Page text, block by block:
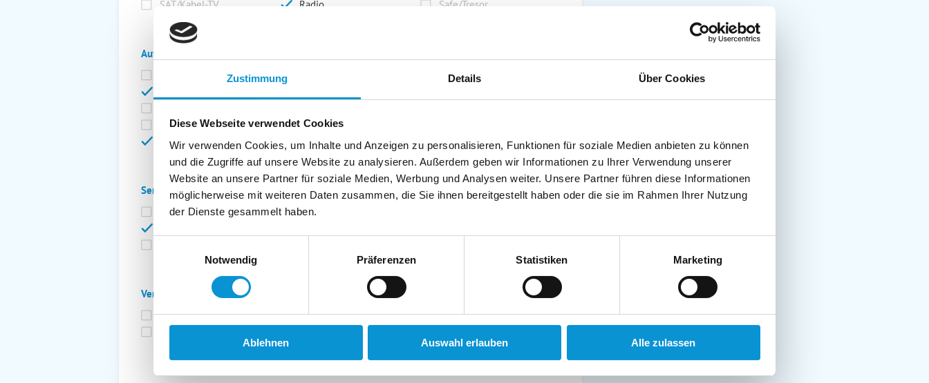
Zustimmung Details Über Cookies
Diese Webseite verwendet Cookies
Wir verwenden Cookies, um Inhalte und Anzeigen zu personalisieren, Funktionen für soziale Medien anbieten zu können
und die Zugriffe auf unsere Website zu analysieren. Außerdem geben wir Informationen zu Ihrer Verwendung unserer
Website an unsere Partner für soziale Medien, Werbung und Analysen weiter. Unsere Partner führen diese Informationen
möglicherweise mit weiteren Daten zusammen, die Sie ihnen bereitgestellt haben oder die sie im Rahmen Ihrer Nutzung
der Dienste gesammelt haben.
Notwendig
Präferenzen Statistiken Marketing
Ablehnen Auswahl erlauben Alle zulassen
SAT/Kabel-TV
Radio Safe/Tresor
Außenanlage:
Garten/Liegewiese
Grill
Terrasse
Kinderspielplatz
Balkon
Abstellraum
Service:
Bettwäsche inkl.
Geschirrtücher inkl.
Verpflegung:
Brötchenservice
Frühstück möglich
Halbpension möglich
Vollpension möglich